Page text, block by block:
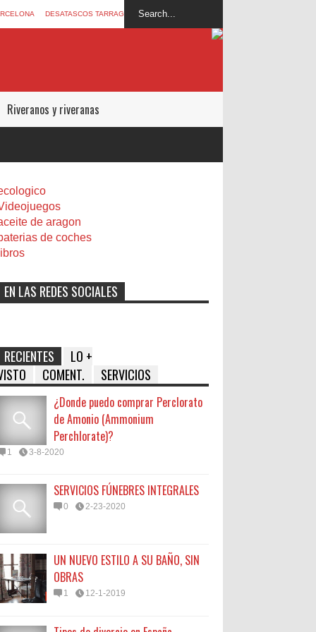
DESATASCOS TARRAGONA
Riveranos y riveranas
de aragon
de coches
libros
EN LAS REDES SOCIALES
RECIENTES
LO +
COMENT. SERVICIOS
¿Donde puedo comprar Perclorato
de Amonio (Ammonium
Perchlorate)?
1 3-8-2020
SERVICIOS FÚNEBRES INTEGRALES
0 2-23-2020
UN NUEVO ESTILO A SU BAÑO, SIN
OBRAS
1 12-1-2019